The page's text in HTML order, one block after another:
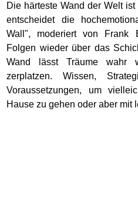
Die härteste Wand der Welt
entscheidet die
Wall", moderiert von Frank
Folgen wieder über das
Wand lässt Träume wahr
zerplatzen. Wissen,
Voraussetzungen, um
Hause zu gehen oder aber mit